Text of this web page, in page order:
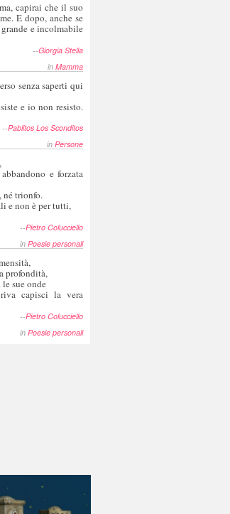
capirai che il suo
E dopo, anche se
e incolmabile
--Giorgia Stella
in Mamma
senza saperti qui
e io non resisto.
--Pablitos Los Sconditos
in Persone
e forzata
né trionfo.
e non è per tutti,
--Pietro Colucciello
in Poesie personali
profondità,
sue onde
capisci la vera
--Pietro Colucciello
in Poesie personali